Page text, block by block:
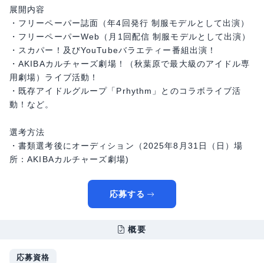
展開内容
・フリーペーパー誌面（年4回発行 制服モデルとして出演）
・フリーペーパーWeb（月1回配信 制服モデルとして出演）
・スカパー！及びYouTubeバラエティー番組出演！
・AKIBAカルチャーズ劇場！（秋葉原で最大級のアイドル専
用劇場）ライブ活動！
・既存アイドルグループ「Prhythm」とのコラボライブ活
動！など。
選考方法
・書類選考後にオーディション（2025年8月31日（日）場
所：AKIBAカルチャーズ劇場)
応募する
概要
応募資格